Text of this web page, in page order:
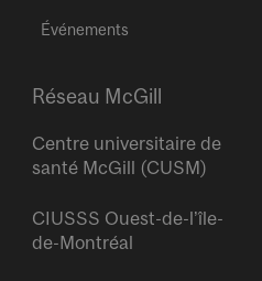
Événements
Réseau McGill
Centre universitaire de
santé McGill (CUSM)
CIUSSS Ouest-de-l’île-
de-Montréal